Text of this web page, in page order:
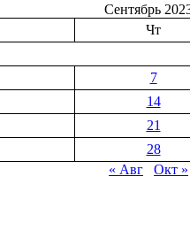
Сентябрь
Чт
7
14
21
28
« Авг
Окт »